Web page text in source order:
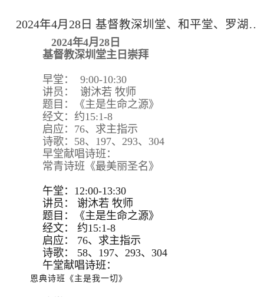
2024年4月28日 基督教深圳堂、和平堂、罗湖堂主日崇拜
2024年4月28日
基督教深圳堂主日崇拜
早堂： 9:00-10:30
讲员： 谢沐若 牧师
题目：《主是生命之源》
经文：约15:1-8
启应：76、求主指示
诗歌：58、197、293、304
早堂献唱诗班：
常青诗班《最美丽圣名》
午堂：12:00-13:30
讲员：
谢沐若 牧师
题目：
《主是生命之源》
经文：
约15:1-8
启应：
76、求主指示
诗歌：
58、197、293、 304
午堂献唱诗班：
恩典诗班《主是我一切》